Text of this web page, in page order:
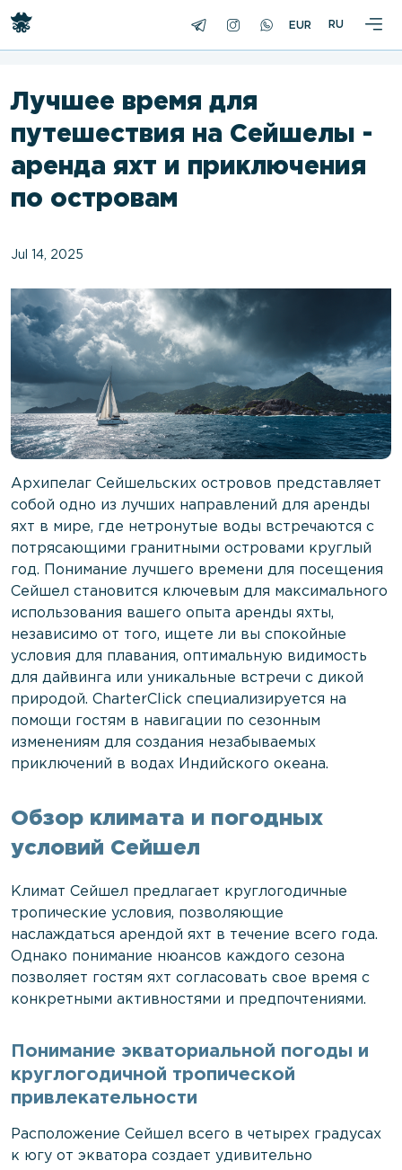
RU
Лучшее время для
путешествия на Сейшелы -
аренда яхт и приключения
по островам
Jul 14, 2025
Архипелаг Сейшельских островов представляет
собой одно из лучших направлений для аренды
яхт в мире, где нетронутые воды встречаются с
потрясающими гранитными островами круглый
год. Понимание лучшего времени для посещения
Сейшел становится ключевым для максимального
использования вашего опыта аренды яхты,
независимо от того, ищете ли вы спокойные
условия для плавания, оптимальную видимость
для дайвинга или уникальные встречи с дикой
природой. CharterClick специализируется на
помощи гостям в навигации по сезонным
изменениям для создания незабываемых
приключений в водах Индийского океана.
Обзор климата и погодных
условий Сейшел
Климат Сейшел предлагает круглогодичные
тропические условия, позволяющие
наслаждаться арендой яхт в течение всего года.
Однако понимание нюансов каждого сезона
позволяет гостям яхт согласовать свое время с
конкретными активностями и предпочтениями.
Понимание экваториальной погоды и
круглогодичной тропической
привлекательности
Расположение Сейшел всего в четырех градусах
к югу от экватора создает удивительно